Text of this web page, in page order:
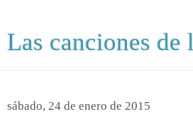
Las canciones de
sábado, 24 de enero de 2015